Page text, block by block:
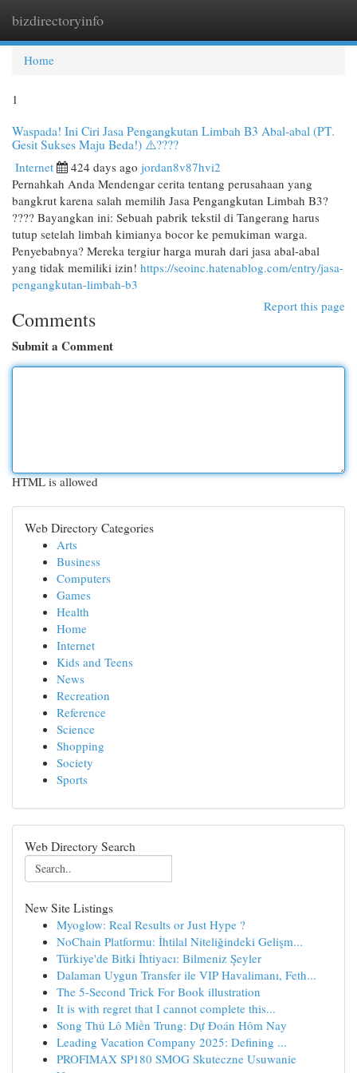
bizdirectoryinfo
Home
1
Waspada! Ini Ciri Jasa Pengangkutan Limbah B3 Abal-abal (PT.
Gesit Sukses Maju Beda!) ⚠️????
Internet 424 days ago jordan8v87hvi2
Pernahkah Anda Mendengar cerita tentang perusahaan yang
bangkrut karena salah memilih Jasa Pengangkutan Limbah B3?
???? Bayangkan ini: Sebuah pabrik tekstil di Tangerang harus
tutup setelah limbah kimianya bocor ke pemukiman warga.
Penyebabnya? Mereka tergiur harga murah dari jasa abal-abal
yang tidak memiliki izin! https://seoinc.hatenablog.com/entry/jasa-
pengangkutan-limbah-b3
Report this page
Comments
Submit a Comment
HTML is allowed
Web Directory Categories
Arts
Business
Computers
Games
Health
Home
Internet
Kids and Teens
News
Recreation
Reference
Science
Shopping
Society
Sports
Web Directory Search
New Site Listings
Myoglow: Real Results or Just Hype ?
NoChain Platformu: İhtilal Niteliğindeki Gelişm...
Türkiye'de Bitki İhtiyacı: Bilmeniz Şeyler
Dalaman Uygun Transfer ile VIP Havalimanı, Feth...
The 5-Second Trick For Book illustration
It is with regret that I cannot complete this...
Song Thủ Lô Miền Trung: Dự Đoán Hôm Nay
Leading Vacation Company 2025: Defining ...
PROFIMAX SP180 SMOG Skuteczne Usuwanie